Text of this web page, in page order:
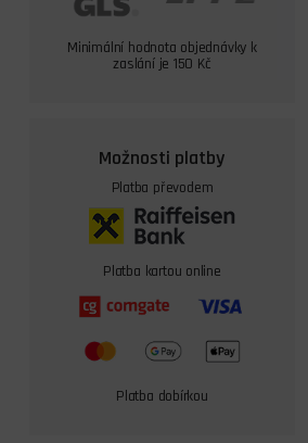
Minimální hodnota objednávky k
zaslání je 150 Kč
Možnosti platby
Platba převodem
Platba kartou online
Platba dobírkou